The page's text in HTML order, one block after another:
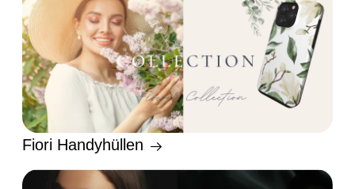
Fiori Handyhüllen